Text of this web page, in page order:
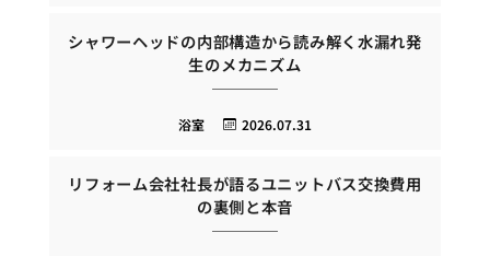
シャワーヘッドの内部構造から読み解く水漏れ発
生のメカニズム
2026.07.31
浴室
リフォーム会社社長が語るユニットバス交換費用
の裏側と本音